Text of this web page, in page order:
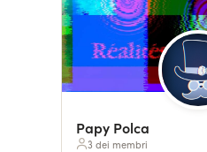
Papy Polca
3 dei membri